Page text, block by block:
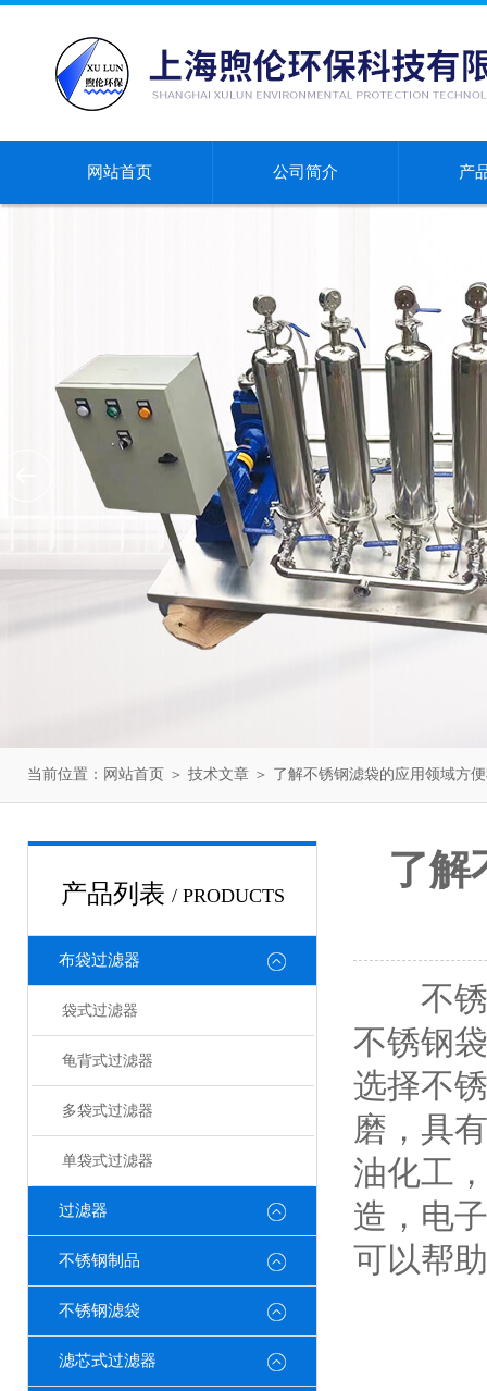
网站首页 公司简介 产
当前位置： 网站首页 ＞ 技术文章 ＞ 了解不锈钢滤袋的应用领域方
产品列表 / PRODUCTS
布袋过滤器
袋式过滤器
龟背式过滤器
多袋式过滤器
单袋式过滤器
过滤器
不锈钢制品
不锈钢滤袋
滤芯式过滤器
了解
不锈
不锈钢
选择不
磨，具
油化工
造，电
可以帮